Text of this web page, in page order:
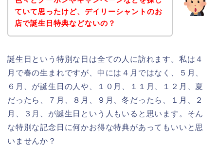
ていて思ったけど、デイリーシャントのお
店で誕生日特典などないの？
誕生日という特別な日は全ての人に訪れます。私は４
月で春の生まれですが、中には４月ではなく、５月、
６月、が誕生日の人や、１０月、１１月、１２月、夏
だったら、７月、８月、９月、冬だったら、１月、２
月、３月、が誕生日という人もいると思います。そん
な特別な記念日に何かお得な特典があってもいいと思
いませんか？